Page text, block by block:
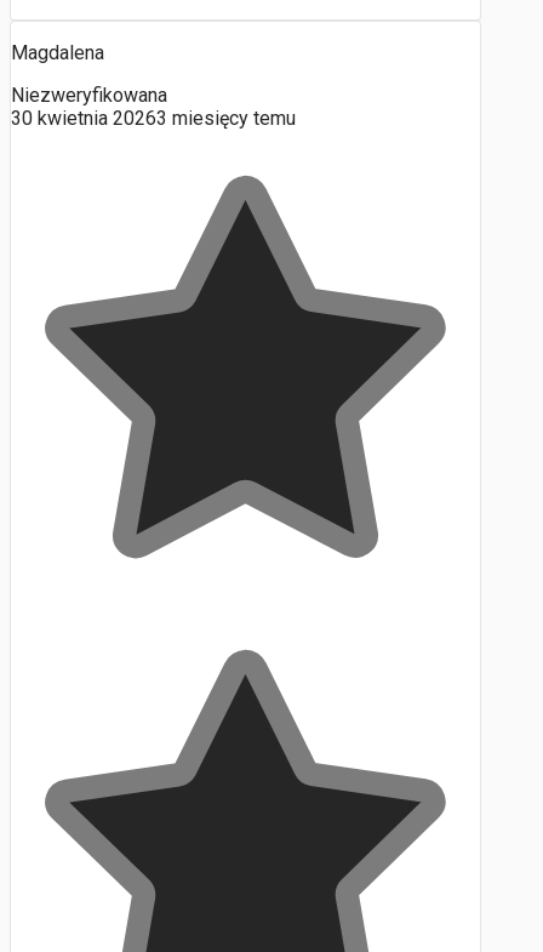
Magdalena
Niezweryfikowana
30 kwietnia 20263 miesięcy temu